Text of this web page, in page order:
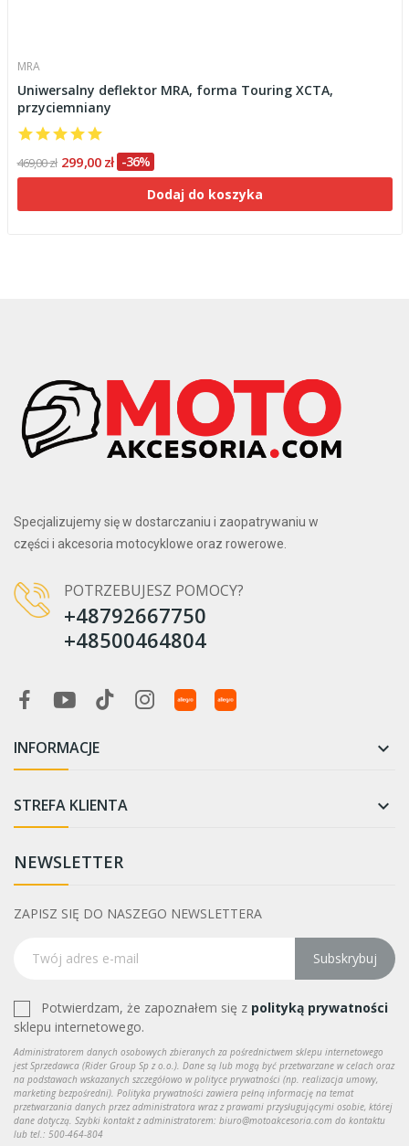
MRA
Uniwersalny deflektor MRA, forma Touring XCTA,
przyciemniany
469,00 zł 299,00 zł -36%
Dodaj do koszyka
Specjalizujemy się w dostarczaniu i zaopatrywaniu w
części i akcesoria motocyklowe oraz rowerowe.
POTRZEBUJESZ POMOCY?
+48792667750
+48500464804
INFORMACJE 
STREFA KLIENTA 
NEWSLETTER
ZAPISZ SIĘ DO NASZEGO NEWSLETTERA
Subskrybuj
Potwierdzam, że zapoznałem się z polityką prywatności
sklepu internetowego.
Administratorem danych osobowych zbieranych za pośrednictwem sklepu internetowego
jest Sprzedawca (Rider Group Sp z o.o.). Dane są lub mogą być przetwarzane w celach oraz
na podstawach wskazanych szczegółowo w polityce prywatności (np. realizacja umowy,
marketing bezpośredni). Polityka prywatności zawiera pełną informację na temat
przetwarzania danych przez administratora wraz z prawami przysługującymi osobie, której
dane dotyczą. Szybki kontakt z administratorem: biuro@motoakcesoria.com do kontaktu
lub tel.: 500-464-804